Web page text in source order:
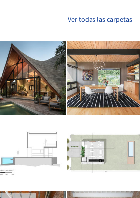
Ver todas las carpetas